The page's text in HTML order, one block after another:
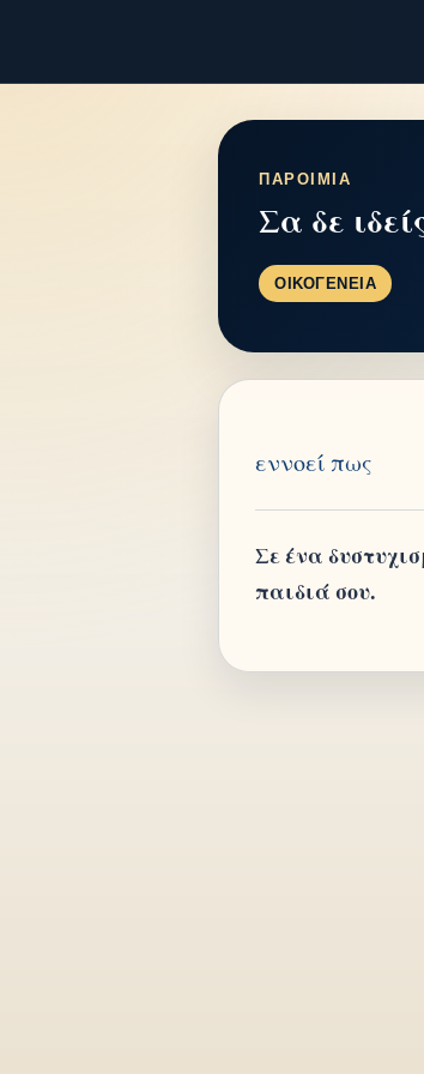
ΠΑΡΟΙΜΙΑ
Σα δε
ΟΙΚΟΓΕΝΕΙΑ
εννοεί πως
Σε ένα
παιδιά σου.